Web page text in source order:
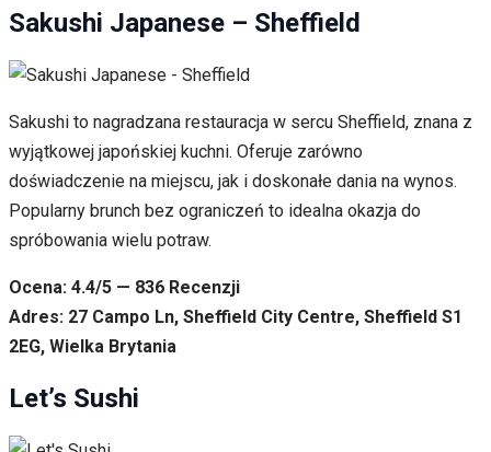
Sakushi Japanese – Sheffield
Sakushi to nagradzana restauracja w sercu Sheffield, znana z
wyjątkowej japońskiej kuchni. Oferuje zarówno
doświadczenie na miejscu, jak i doskonałe dania na wynos.
Popularny brunch bez ograniczeń to idealna okazja do
spróbowania wielu potraw.
Ocena: 4.4/5 — 836 Recenzji
Adres: 27 Campo Ln, Sheffield City Centre, Sheffield S1
2EG, Wielka Brytania
Let’s Sushi